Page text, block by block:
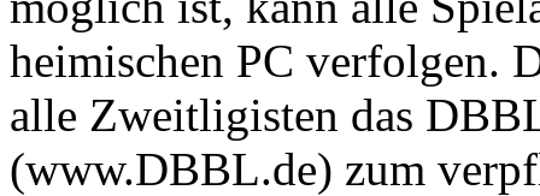
heimischen PC verfolgen.
alle Zweitligisten das
(www.DBBL.de) zum